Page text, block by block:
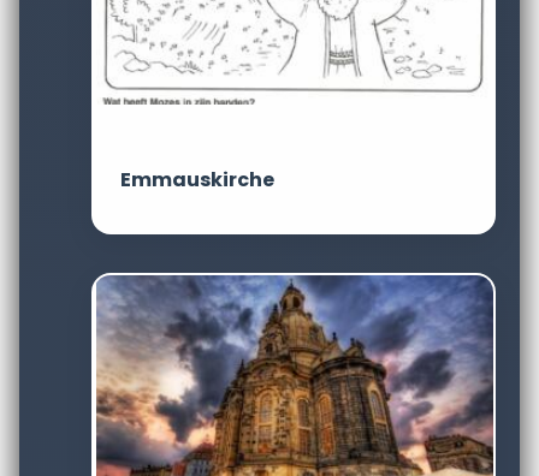
Emmauskirche